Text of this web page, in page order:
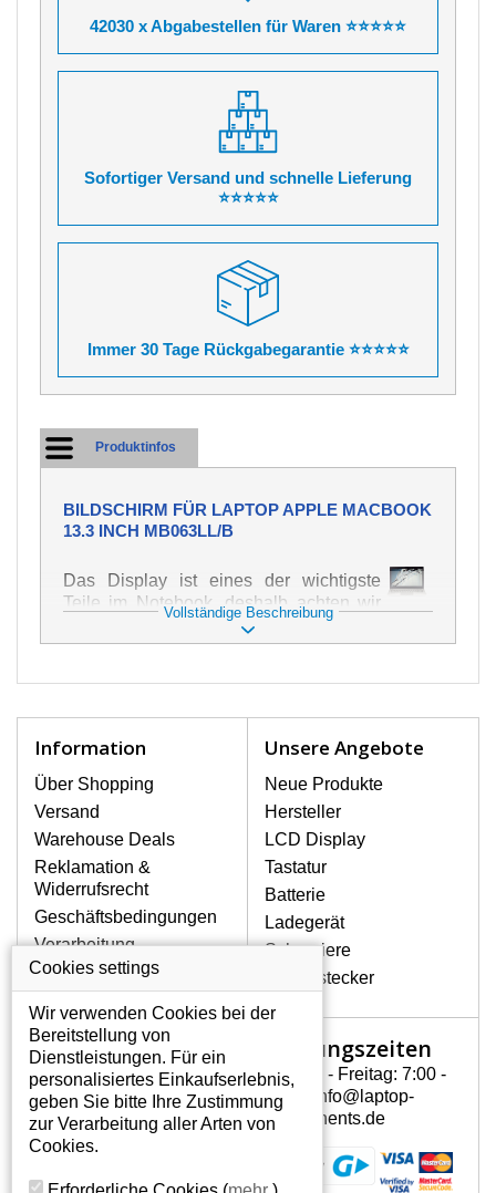
42030 x Abgabestellen für Waren ⭐⭐⭐⭐⭐
Sofortiger Versand und schnelle Lieferung
⭐⭐⭐⭐⭐
Immer 30 Tage Rückgabegarantie ⭐⭐⭐⭐⭐
Produktinfos
BILDSCHIRM FÜR LAPTOP APPLE MACBOOK
13.3 INCH MB063LL/B
Das Display ist eines der wichtigste
Teile im Notebook, deshalb achten wir
auf höchste Qualität dieses Ersatzteils.
Er dient zur Darstellung von Texten und
schnell, deshalb ist es wichtig, mit dem
Zu den häufigsten Beschädigungen
gehören mechanische Schäden, z. B.
ein geborstenes Display oder Risse.
Ferner senkrechte Streifen, das Display
leuchtet nicht, blinkt unregelmäßig oder
ist ungleichmäßig hell.
LCD DISPLAYS APPLE
MACBOOK 13.3 INCH
MB063LL/B VON HÖCHSTER
QUALITÄT!
Auf Lager halten wir nur
Originaldisplays, die die hohe
Qualitätsklasse A+ erfüllen, also
ohne mangelhafte Pixel, und
zwar über die gesamte
Garantiezeit.
WIE KÖNNEN SIE FESTSTELLEN,
Vollständige Beschreibung
Information
Über Shopping
Versand
Warehouse Deals
Reklamation &
Widerrufsrecht
Geschäftsbedingungen
Verarbeitung
personenbezogener
Daten
Über uns - Impressum
Unsere Angebote
Neue Produkte
Hersteller
LCD Display
Tastatur
Batterie
Ladegerät
Scharniere
Gerätestecker
Mein Konto
Mein Konto
Persönliche Daten
Addressen
Öffnungszeiten
Montag - Freitag: 7:00 -
15:30 info@laptop-
components.de
Cookies settings
Wir verwenden Cookies bei der
Bereitstellung von
Dienstleistungen. Für ein
personalisiertes Einkaufserlebnis,
geben Sie bitte Ihre Zustimmung
zur Verarbeitung aller Arten von
Cookies.